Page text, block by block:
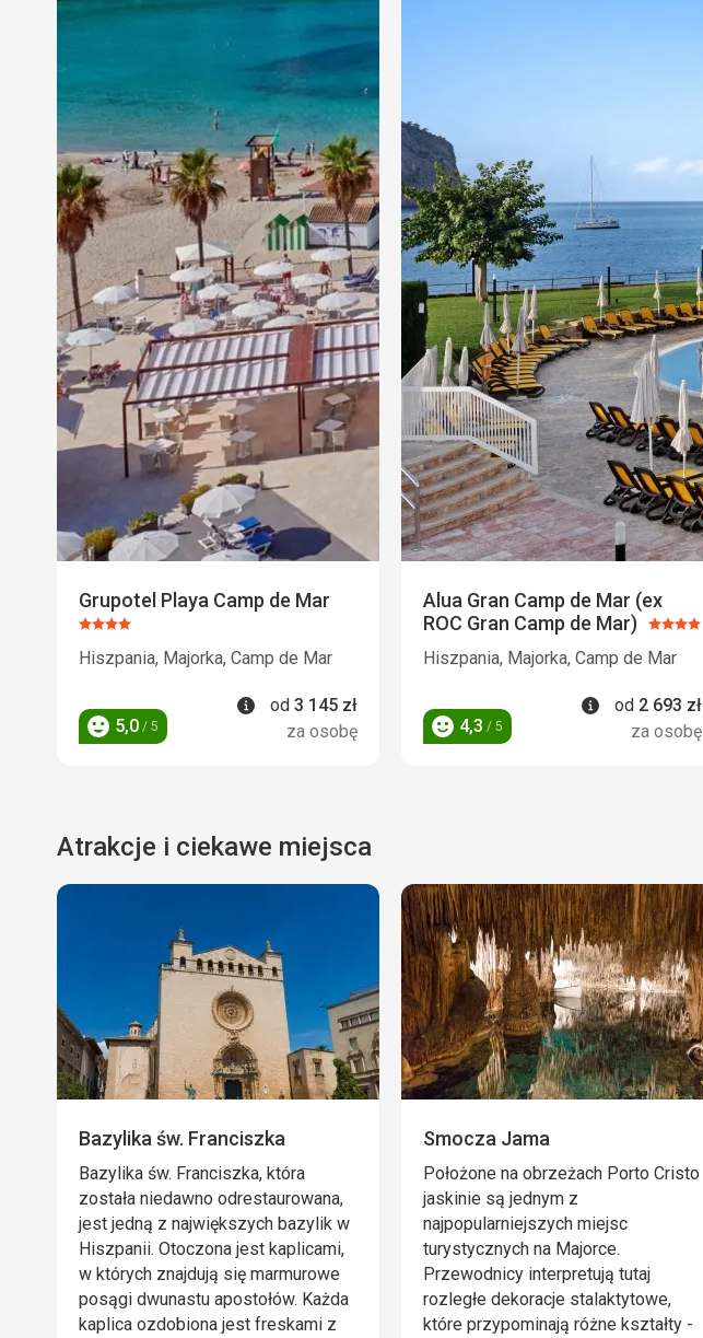
Grupotel Playa Camp de Mar
Ocena:
4/5
Hiszpania, Majorka, Camp de Mar
Ocena
5,0 / 5
Informacje
od 3 145 zł
za osobę
Alua Gran Camp de Mar (ex
ROC Gran Camp de Mar) Ocena:
4/5
Hiszpania, Majorka, Camp de Mar
Ocena
4,3 / 5
Informacje
od 2 693 zł
za osobę
Atrakcje i ciekawe miejsca
Bazylika św. Franciszka
Bazylika św. Franciszka, która
została niedawno odrestaurowana,
jest jedną z największych bazylik w
Hiszpanii. Otoczona jest kaplicami,
w których znajdują się marmurowe
posągi dwunastu apostołów. Każda
kaplica ozdobiona jest freskami z
Smocza Jama
Położone na obrzeżach Porto Cristo
jaskinie są jednym z
najpopularniejszych miejsc
turystycznych na Majorce.
Przewodnicy interpretują tutaj
rozległe dekoracje stalaktytowe,
które przypominają różne kształty -